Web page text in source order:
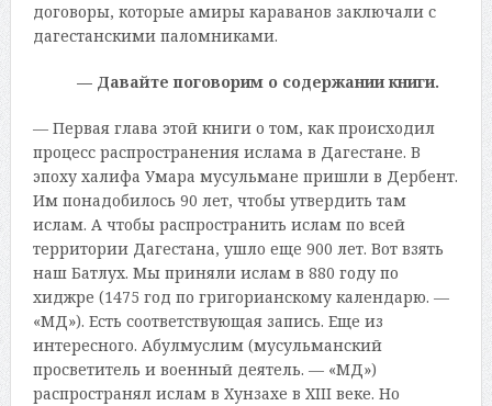
договоры, которые амиры караванов заключали с
дагестанскими паломниками.
— Давайте поговорим о содержании книги.
— Первая глава этой книги о том, как происходил
процесс распространения ислама в Дагестане. В
эпоху халифа Умара мусульмане пришли в Дербент.
Им понадобилось 90 лет, чтобы утвердить там
ислам. А чтобы распространить ислам по всей
территории Дагестана, ушло еще 900 лет. Вот взять
наш Батлух. Мы приняли ислам в 880 году по
хиджре (1475 год по григорианскому календарю. —
«МД»). Есть соответствующая запись. Еще из
интересного. Абулмуслим (мусульманский
просветитель и военный деятель. — «МД»)
распространял ислам в Хунзахе в XIII веке. Но